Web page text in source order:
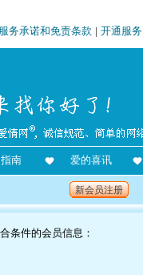
服务承诺和免责条款 | 开通服务
南 爱的喜讯
新会员注册
条件的会员信息：